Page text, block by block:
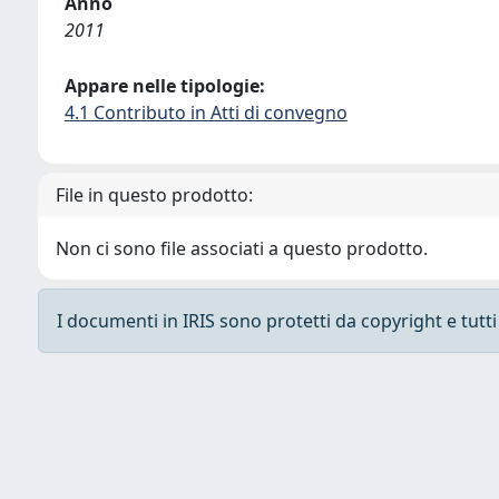
2011
Appare nelle tipologie:
4.1 Contributo in Atti di convegno
File in questo prodotto:
Non ci sono file associati a questo prodotto.
I documenti in IRIS sono protetti da copyright e